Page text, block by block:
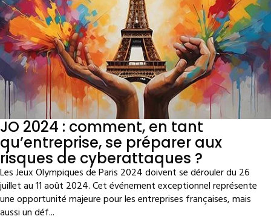
JO 2024 : comment, en tant
qu’entreprise, se préparer aux
risques de cyberattaques ?
Les Jeux Olympiques de Paris 2024 doivent se dérouler du 26
juillet au 11 août 2024. Cet événement exceptionnel représente
une opportunité majeure pour les entreprises françaises, mais
aussi un déf...